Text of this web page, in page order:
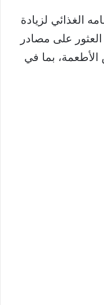
الغذائي لزيادة
على مصادر
بما في